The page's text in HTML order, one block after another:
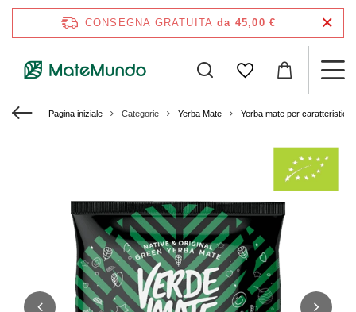
CONSEGNA GRATUITA da 45,00 €
Pagina iniziale Categorie Yerba Mate Yerba mate per caratteristiche